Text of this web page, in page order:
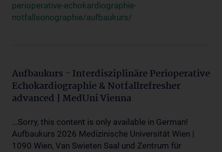
perioperative-echokardiographie-
notfallsonographie/aufbaukurs/
Aufbaukurs - Interdisziplinäre Perioperative
Echokardiographie & Notfallrefresher
advanced | MedUni Vienna
...Sorry, this content is only available in German!
Aufbaukurs 2026 Medizinische Universität Wien |
1090 Wien, Van Swieten Saal und Zentrum für